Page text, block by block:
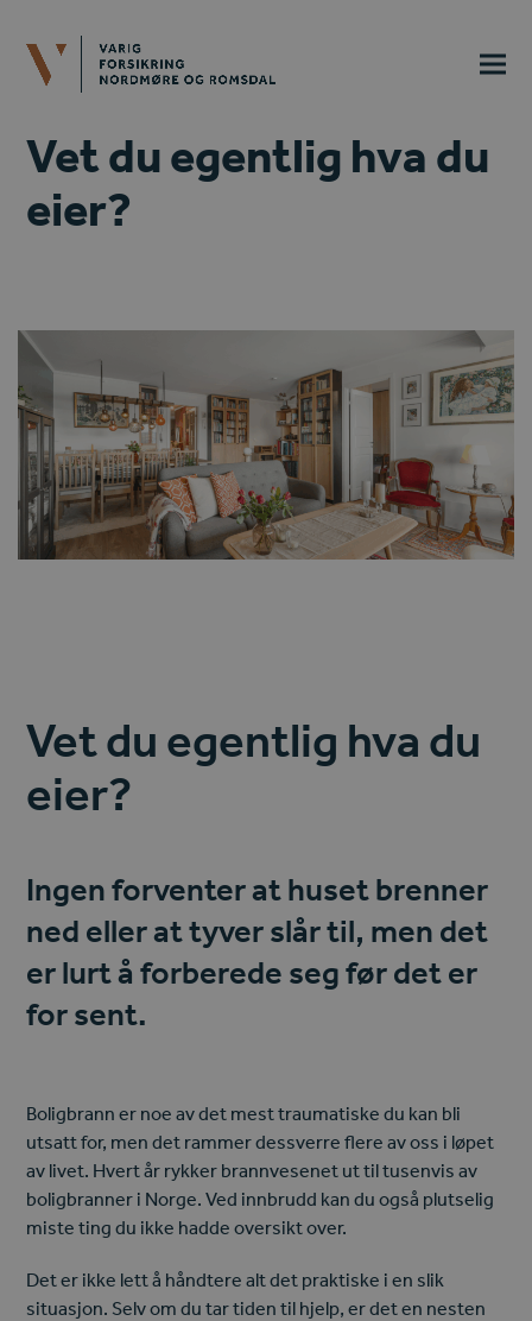
Vet du egentlig hva du
eier?
Vet du egentlig hva du
eier?
Ingen forventer at huset brenner
ned eller at tyver slår til, men det
er lurt å forberede seg før det er
for sent.
Boligbrann er noe av det mest traumatiske du kan bli
utsatt for, men det rammer dessverre flere av oss i løpet
av livet. Hvert år rykker brannvesenet ut til tusenvis av
boligbranner i Norge. Ved innbrudd kan du også plutselig
miste ting du ikke hadde oversikt over.
Det er ikke lett å håndtere alt det praktiske i en slik
situasjon. Selv om du tar tiden til hjelp, er det en nesten